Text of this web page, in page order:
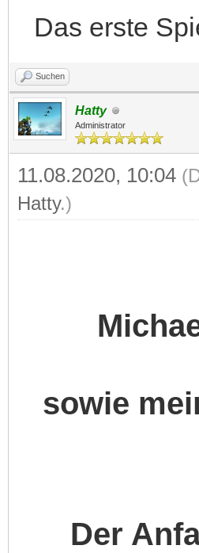
Das erste
Suchen
Hatty
Administrator
11.08.2020, 10:04
Hatty.)
sowie
Der